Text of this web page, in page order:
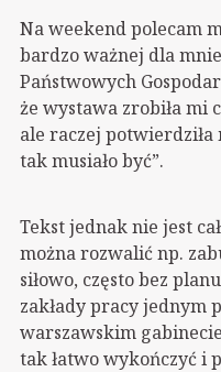
Na weekend polecam
bardzo ważnej dla
Państwowych
że wystawa zrobiła mi
ale raczej potwierdziła
tak musiało być”.
Tekst jednak nie jest
można rozwalić np.
siłowo, często bez
zakłady pracy jednym
warszawskim
tak łatwo wykończyć i